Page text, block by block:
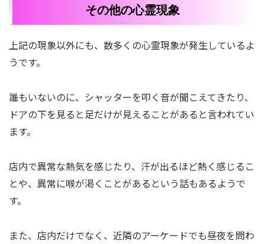
その他の心霊現象
上記の現象以外にも、数多くの心霊現象が発生しているよ
うです。
誰もいないのに、シャッターを叩く音が聞こえてきたり、
ドアの下を見ると足だけが見えることがあると言われてい
ます。
店内で異常な熱気を感じたり、汗が出るほど熱く感じるこ
とや、異常に喉が渇くことがあるという話もあるようで
す。
また、店内だけでなく、近隣のアーケードでも昼夜を問わ